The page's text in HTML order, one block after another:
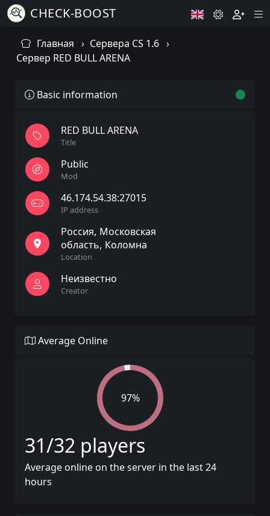
CHECK-BOOST
Главная
Сервера CS 1.6
Сервер RED BULL ARENA
Basic information
RED BULL ARENA
Title
Public
Mod
46.174.54.38:27015
IP address
Россия Московская
область Коломна
Location
Неизвестно
Creator
Average Online
97%
31/32 players
Average online on the server in the last 24
hours